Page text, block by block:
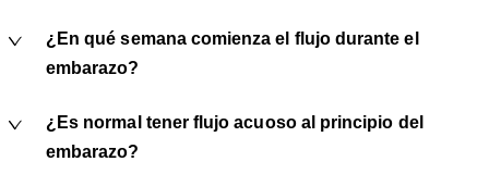
¿En qué semana comienza el flujo durante el
embarazo?
¿Es normal tener flujo acuoso al principio del
embarazo?